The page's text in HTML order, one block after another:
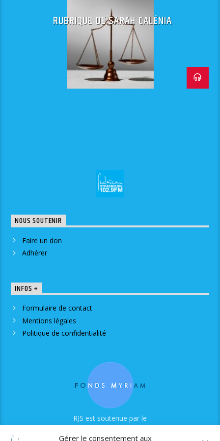
Gérer le consentement aux
RUBRIQUE DE SARAH CALÉNIA
NOUS SOUTENIR
Faire un don
Adhérer
INFOS +
Formulaire de contact
Mentions légales
Politique de confidentialité
RJS est soutenue par le